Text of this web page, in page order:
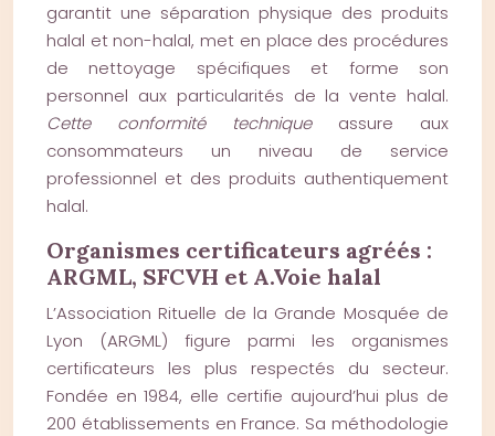
garantit une séparation physique des produits
halal et non-halal, met en place des procédures
de nettoyage spécifiques et forme son
personnel aux particularités de la vente halal.
Cette conformité technique assure aux
consommateurs un niveau de service
professionnel et des produits authentiquement
halal.
Organismes certificateurs agréés :
ARGML, SFCVH et A.Voie halal
L’Association Rituelle de la Grande Mosquée de
Lyon (ARGML) figure parmi les organismes
certificateurs les plus respectés du secteur.
Fondée en 1984, elle certifie aujourd’hui plus de
200 établissements en France. Sa méthodologie